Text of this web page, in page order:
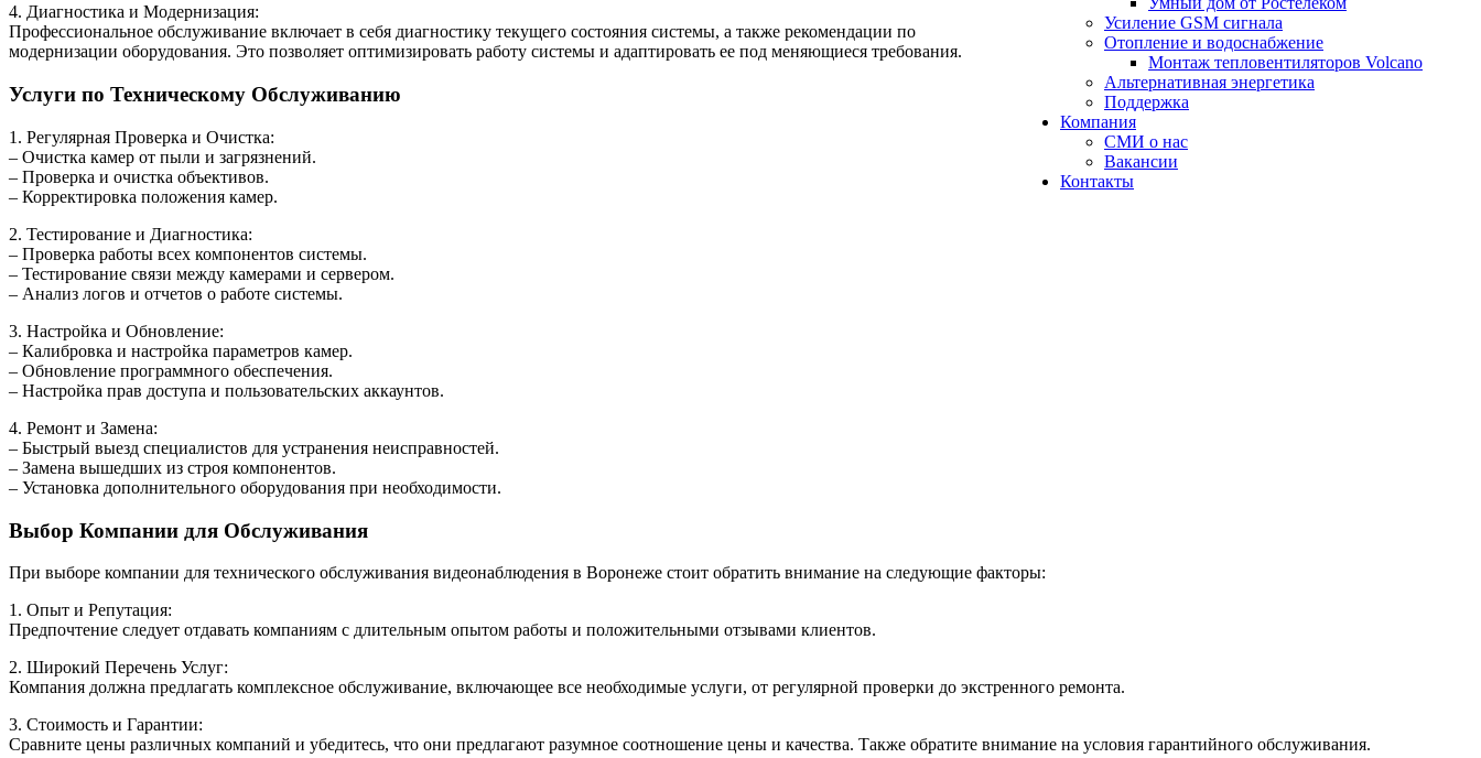
Усиление GSM сигнала
Отопление и водоснабжение
Монтаж тепловентиляторов Volcano
Альтернативная энергетика
Поддержка
Компания
СМИ о нас
Вакансии
Контакты
4. Диагностика и Модернизация:
Профессиональное обслуживание включает в себя диагностику текущего состояния системы, а также рекомендации по
модернизации оборудования. Это позволяет оптимизировать работу системы и адаптировать ее под меняющиеся требования.
Услуги по Техническому Обслуживанию
1. Регулярная Проверка и Очистка:
– Очистка камер от пыли и загрязнений.
– Проверка и очистка объективов.
– Корректировка положения камер.
2. Тестирование и Диагностика:
– Проверка работы всех компонентов системы.
– Тестирование связи между камерами и сервером.
– Анализ логов и отчетов о работе системы.
3. Настройка и Обновление:
– Калибровка и настройка параметров камер.
– Обновление программного обеспечения.
– Настройка прав доступа и пользовательских аккаунтов.
4. Ремонт и Замена:
– Быстрый выезд специалистов для устранения неисправностей.
– Замена вышедших из строя компонентов.
– Установка дополнительного оборудования при необходимости.
Выбор Компании для Обслуживания
При выборе компании для технического обслуживания видеонаблюдения в Воронеже стоит обратить внимание на следующие факторы:
1. Опыт и Репутация:
Предпочтение следует отдавать компаниям с длительным опытом работы и положительными отзывами клиентов.
2. Широкий Перечень Услуг:
Компания должна предлагать комплексное обслуживание, включающее все необходимые услуги, от регулярной проверки до экстренного ремонта.
3. Стоимость и Гарантии:
Сравните цены различных компаний и убедитесь, что они предлагают разумное соотношение цены и качества. Также обратите внимание на условия гарантийного обслуживания.